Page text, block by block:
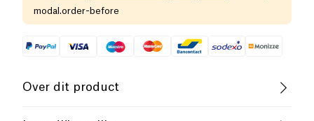
modal.order-before
Over dit product